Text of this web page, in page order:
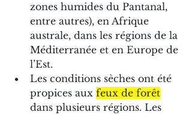
zones humides du Pantanal,
entre autres), en Afrique
australe, dans les régions de la
Méditerranée et en Europe de
l’Est.
Les conditions sèches ont été
propices aux feux de forêt
dans plusieurs régions. Les